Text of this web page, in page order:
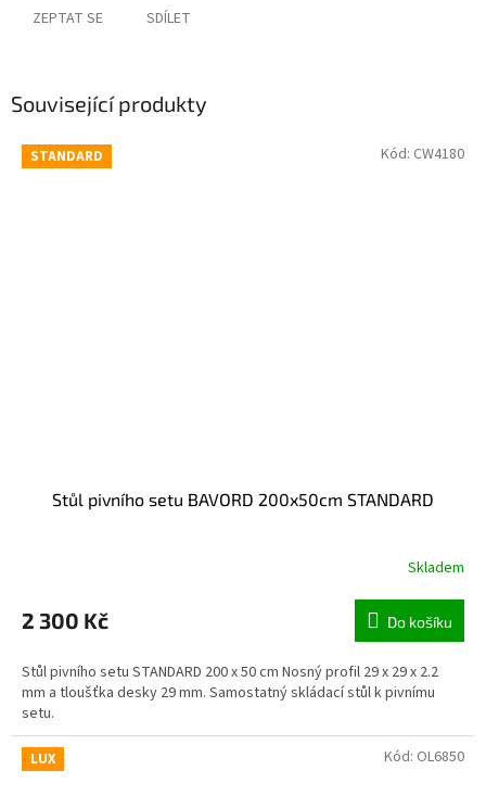
ZEPTAT SE SDÍLET
Související produkty
STANDARD
Stůl pivního setu BAVORD 200x50cm STANDARD
Skladem
2 300 Kč Do košíku
Stůl pivního setu STANDARD 200 x 50 cm Nosný profil 29 x 29 x 2.2
mm a tloušťka desky 29 mm. Samostatný skládací stůl k pivnímu
setu.
Kód: CW4180
LUX Kód: OL6850